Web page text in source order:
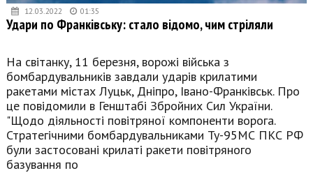
12.03.2022 01:35
Удари по Франківську: стало відомо, чим стріляли
На світанку, 11 березня, ворожі війська з
бомбардувальників завдали ударів крилатими
ракетами містах Луцьк, Дніпро, Івано-Франківськ. Про
це повідомили в Генштабі Збройних Сил України.
"Щодо діяльності повітряної компоненти ворога.
Стратегічними бомбардувальниками Ту-95МС ПКС РФ
були застосовані крилаті ракети повітряного
базування по